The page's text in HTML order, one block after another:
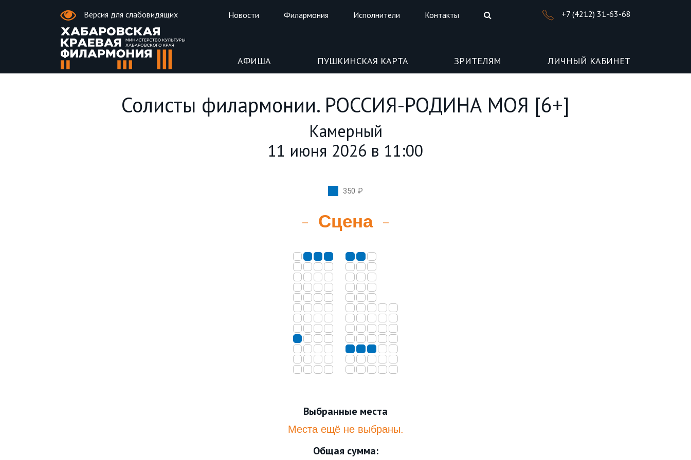
Версия для слабовидящих Новости Филармония Исполнители Контакты +7 (4212) 31-63-68
АФИША ПУШКИНСКАЯ КАРТА ЗРИТЕЛЯМ ЛИЧНЫЙ КАБИНЕТ
Солисты филармонии. РОССИЯ-РОДИНА МОЯ [6+]
Камерный
11 июня 2026 в 11:00
350 ₽
Сцена
Выбранные места
Места ещё не выбраны.
Общая сумма: